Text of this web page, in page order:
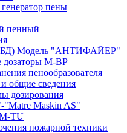
пены
пенный
(БД) Модель "АНТИФАЙЕР"
M-BP
пенообразователя
общие сведения
дозирования
Maskin AS"
TU
пожарной техники